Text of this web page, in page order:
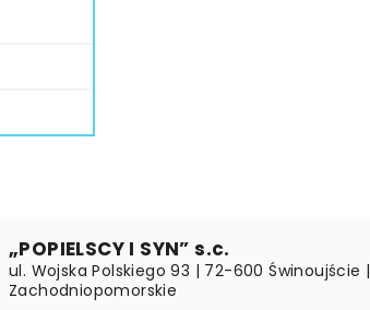
„POPIELSCY I SYN” s.c.
ul. Wojska Polskiego 93 | 72-600 Świnoujście |
Zachodniopomorskie